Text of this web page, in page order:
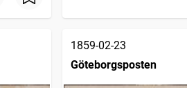
1859-02-23
Göteborgsposten